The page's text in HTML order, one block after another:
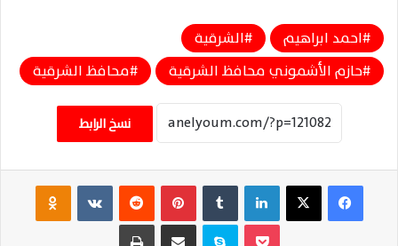
احمد ابراهيم
الشرقية
حازم الأشموني محافظ الشرقية
محافظ الشرقية
نسخ الرابط
فيسبوك ‫X لينكدإن بينتيريست ‏VKontakte
سكايب مشاركة عبر البريد طباعة